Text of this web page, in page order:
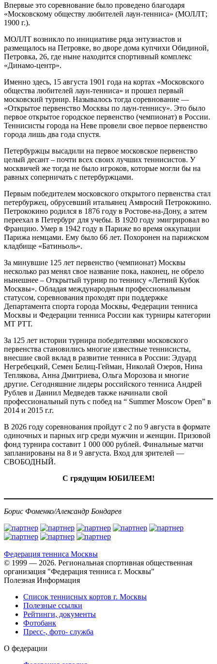
Впервые это соревнование было проведено благодаря
«Московскому обществу любителей лаун-тенниса» (МОЛЛТ;
1900 г.).
МОЛЛТ возникло по инициативе ряда энтузиастов и
размещалось на Петровке, во дворе дома купчихи Обидиной,
Петровка, 26, где ныне находится спортивный комплекс
«Динамо-центр».
Именно здесь, 15 августа 1901 года на кортах «Московского
общества любителей лаун-тенниса» и прошел первый
московский турнир. Называлось тогда соревнование —
«Открытое первенство Москвы по лаун-теннису». Это было
первое открытое городское первенство (чемпионат) в России.
Теннисисты города на Неве провели свое первое первенство
города лишь два года спустя.
Петербуржцы высадили на первое московское первенство
целый десант – почти всех своих лучших теннисистов. У
москвичей же тогда не было игроков, которые могли бы на
равных соперничать с петербуржцами.
Первым победителем московского открытого первенства стал
петербуржец, обрусевший итальянец Амвросий Петрококино.
Петрококино родился в 1876 году в Ростове-на-Дону, а затем
переехал в Петербург для учебы. В 1920 году эмигрировал во
Францию. Умер в 1942 году в Париже во время оккупации
Парижа немцами. Ему было 66 лет. Похоронен на парижском
кладбище «Батиньоль».
За минувшие 125 лет первенство (чемпионат) Москвы
несколько раз менял свое название пока, наконец, не обрело
нынешнее – Открытый турнир по теннису «Летний Кубок
Москвы». Обладая международным профессиональным
статусом, соревнования проходят при поддержке
Департамента спорта города Москвы, Федерации тенниса
Москвы и Федерации тенниса России как турниры категории
МТ РТТ.
За 125 лет истории турнира победителями московского
первенства становились многие известные теннисисты,
внесшие свой вклад в развитие тенниса в России: Эдуард
Негребецкий, Семен Белиц-Гейман, Николай Озеров, Нина
Теплякова, Анна Дмитриева, Ольга Морозова и многие
другие. Сегодняшние лидеры российского тенниса Андрей
Рублев и Даниил Медведев также начинали свой
профессиональный путь с побед на “ Summer Moscow Open” в
2014 и 2015 г.г.
В 2026 году соревнования пройдут с 2 по 9 августа в формате
одиночных и парных игр среди мужчин и женщин. Призовой
фонд турнира составит 1 000 000 рублей. Финальные матчи
запланированы на 8 и 9 августа. Вход для зрителей —
СВОБОДНЫЙ.
С грядущим ЮБИЛЕЕМ!
Борис Фоменко/Александр Бондарев
Федерация тенниса Москвы
© 1999 — 2026. Региональная спортивная общественная
организация "Федерация тенниса г. Москвы"
Полезная Информация
Список теннисных кортов г. Москвы
Полезные ссылки
Рейтинги, документы
Фотобанк
Пресс-, фото- служба
О федерации